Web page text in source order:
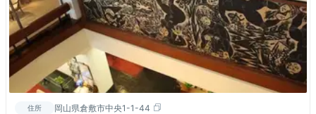
住所 岡山県倉敷市中央1-1-44